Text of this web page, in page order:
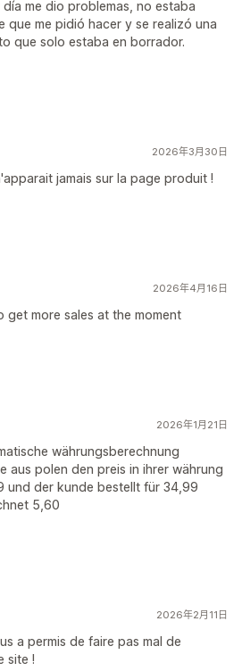
me dio problemas, no estaba
que me pidió hacer y se realizó una
que solo estaba en borrador.
2026年3月30日
jamais sur la page produit !
2026年4月16日
more sales at the moment
2026年1月21日
währungsberechnung
aus polen den preis in ihrer währung
und der kunde bestellt für 34,99
5,60
2026年2月11日
a permis de faire pas mal de
site !